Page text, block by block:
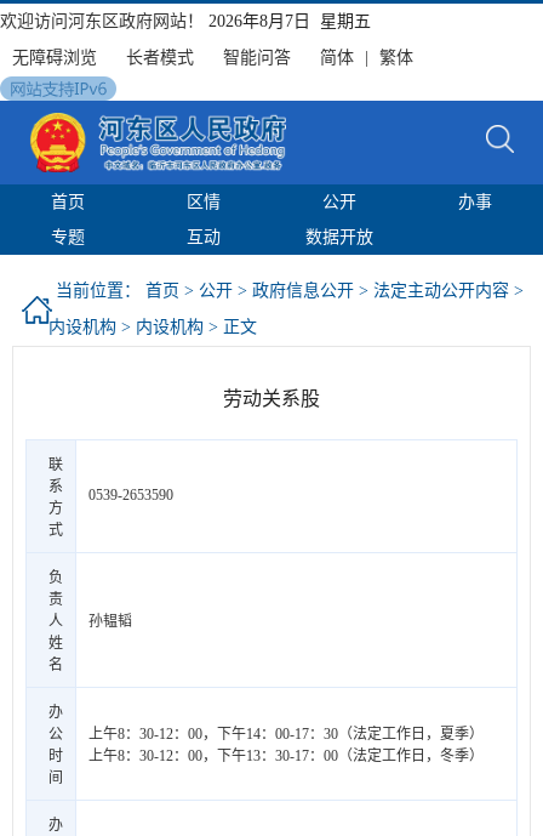
欢迎访问河东区政府网站！
2026年8月7日 星期五
无障碍浏览
长者模式 智能问答 简体 繁体
首页 区情 公开
办事
专题
互动 数据开放
当前位置： 首页 > 公开 > 政府信息公开 > 法定主动公开内容 >
内设机构 > 内设机构 > 正文
劳动关系股
联
系
方
式
0539-2653590
负
责
人
姓
名
孙韫韬
办
公
时
间
上午8：30-12：00，下午14：00-17：30（法定工作日，夏季）
上午8：30-12：00，下午13：30-17：00（法定工作日，冬季）
办